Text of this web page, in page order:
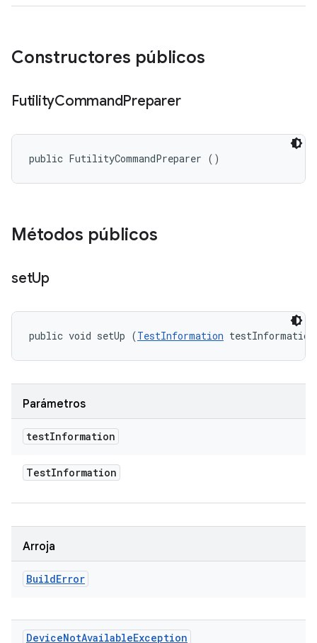
Constructores públicos
FutilityCommandPreparer
public FutilityCommandPreparer ()
Métodos públicos
setUp
public void setUp (TestInformation
Parámetros
testInformation
TestInformation
Arroja
BuildError
DeviceNotAvailableException